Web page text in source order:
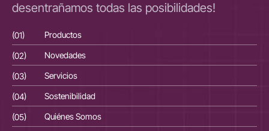
desentrañamos todas las posibilidades!
(01) Productos
(02)
Novedades
(03)
Servicios
(04)
Sostenibilidad
(05)
Quiénes Somos